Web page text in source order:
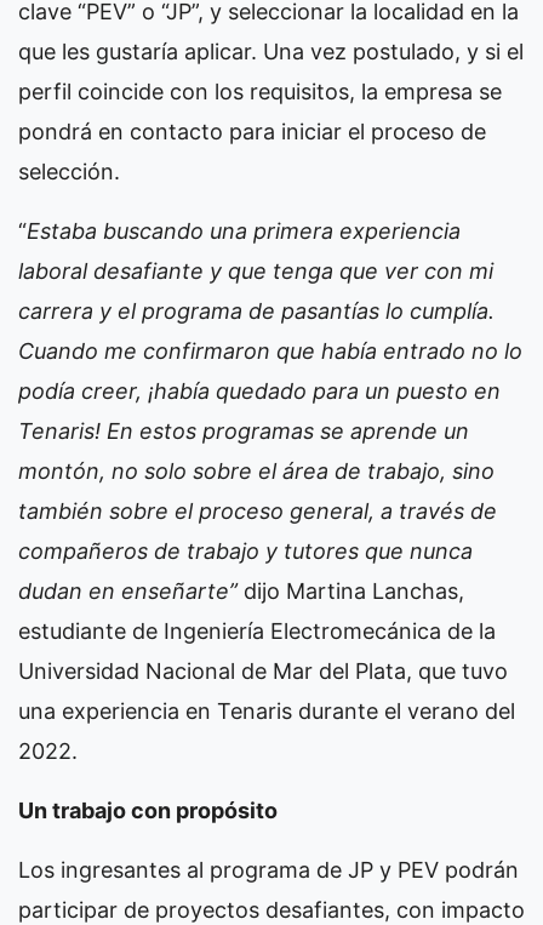
clave “PEV” o “JP”, y seleccionar la localidad en la
que les gustaría aplicar. Una vez postulado, y si el
perfil coincide con los requisitos, la empresa se
pondrá en contacto para iniciar el proceso de
selección.
“Estaba buscando una primera experiencia
laboral desafiante y que tenga que ver con mi
carrera y el programa de pasantías lo cumplía.
Cuando me confirmaron que había entrado no lo
podía creer, ¡había quedado para un puesto en
Tenaris! En estos programas se aprende un
montón, no solo sobre el área de trabajo, sino
también sobre el proceso general, a través de
compañeros de trabajo y tutores que nunca
dudan en enseñarte”dijo Martina Lanchas,
estudiante de Ingeniería Electromecánica de la
Universidad Nacional de Mar del Plata, que tuvo
una experiencia en Tenaris durante el verano del
2022.
Un trabajo con propósito
Los ingresantes al programa de JP y PEV podrán
participar de proyectos desafiantes, con impacto